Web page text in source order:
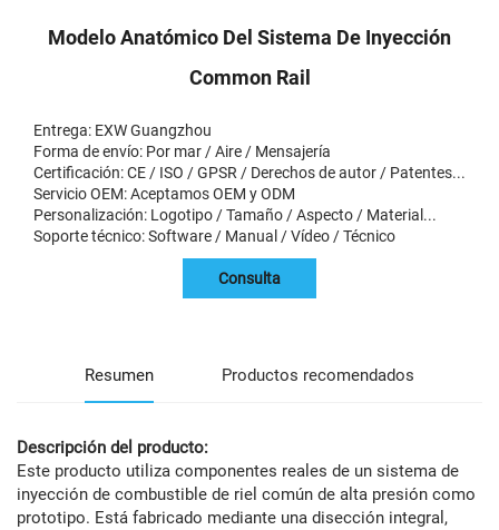
Modelo Anatómico Del Sistema De Inyección
Common Rail
Entrega: EXW Guangzhou
Forma de envío: Por mar / Aire / Mensajería
Certificación: CE / ISO / GPSR / Derechos de autor / Patentes...
Servicio OEM: Aceptamos OEM y ODM
Personalización: Logotipo / Tamaño / Aspecto / Material...
Soporte técnico: Software / Manual / Vídeo / Técnico
Consulta
Resumen Productos recomendados
Descripción del producto:
Este producto utiliza componentes reales de un sistema de
inyección de combustible de riel común de alta presión como
prototipo. Está fabricado mediante una disección integral,